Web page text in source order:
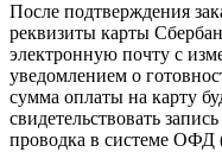
После подтверждения
реквизиты карты
электронную почту с
уведомлением о
сумма оплаты на карту
свидетельствовать
проводка в системе ОФД